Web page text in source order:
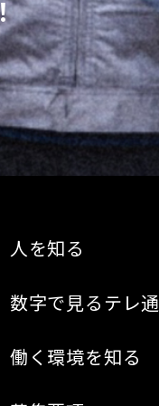
人を知る
数字で見るテレ通
働く環境を知る